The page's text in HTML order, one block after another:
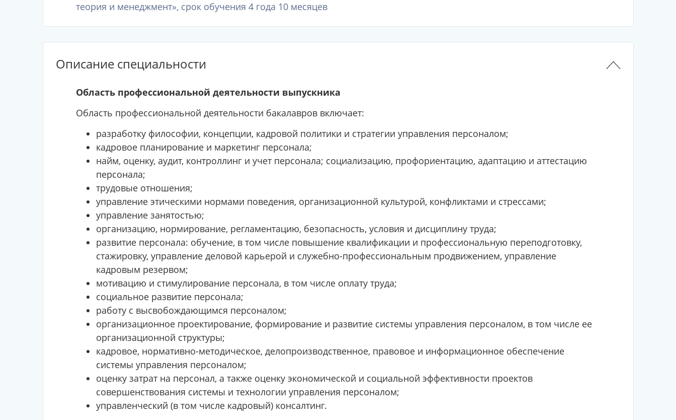
теория и менеджмент», срок обучения 4 года 10 месяцев
Описание специальности
Область профессиональной деятельности выпускника
Область профессиональной деятельности бакалавров включает:
разработку философии, концепции, кадровой политики и стратегии управления персоналом;
кадровое планирование и маркетинг персонала;
найм, оценку, аудит, контроллинг и учет персонала; социализацию, профориентацию, адаптацию и аттестацию
персонала;
трудовые отношения;
управление этическими нормами поведения, организационной культурой, конфликтами и стрессами;
управление занятостью;
организацию, нормирование, регламентацию, безопасность, условия и дисциплину труда;
развитие персонала: обучение, в том числе повышение квалификации и профессиональную переподготовку,
стажировку, управление деловой карьерой и служебно-профессиональным продвижением, управление
кадровым резервом;
мотивацию и стимулирование персонала, в том числе оплату труда;
социальное развитие персонала;
работу с высвобождающимся персоналом;
организационное проектирование, формирование и развитие системы управления персоналом, в том числе ее
организационной структуры;
кадровое, нормативно-методическое, делопроизводственное, правовое и информационное обеспечение
системы управления персоналом;
оценку затрат на персонал, а также оценку экономической и социальной эффективности проектов
совершенствования системы и технологии управления персоналом;
управленческий (в том числе кадровый) консалтинг.